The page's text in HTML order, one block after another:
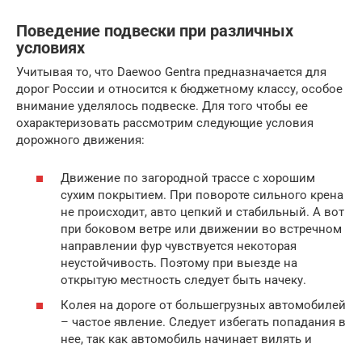
Поведение подвески при различных
условиях
Учитывая то, что Daewoo Gentra предназначается для
дорог России и относится к бюджетному классу, особое
внимание уделялось подвеске. Для того чтобы ее
охарактеризовать рассмотрим следующие условия
дорожного движения:
Движение по загородной трассе с хорошим
сухим покрытием. При повороте сильного крена
не происходит, авто цепкий и стабильный. А вот
при боковом ветре или движении во встречном
направлении фур чувствуется некоторая
неустойчивость. Поэтому при выезде на
открытую местность следует быть начеку.
Колея на дороге от большегрузных автомобилей
– частое явление. Следует избегать попадания в
нее, так как автомобиль начинает вилять и